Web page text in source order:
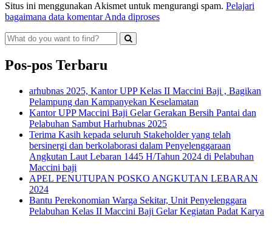
Situs ini menggunakan Akismet untuk mengurangi spam. Pelajari
bagaimana data komentar Anda diproses
Pos-pos Terbaru
arhubnas 2025, Kantor UPP Kelas II Maccini Baji , Bagikan
Pelampung dan Kampanyekan Keselamatan
Kantor UPP Maccini Baji Gelar Gerakan Bersih Pantai dan
Pelabuhan Sambut Harhubnas 2025
Terima Kasih kepada seluruh Stakeholder yang telah
bersinergi dan berkolaborasi dalam Penyelenggaraan
Angkutan Laut Lebaran 1445 H/Tahun 2024 di Pelabuhan
Maccini baji
APEL PENUTUPAN POSKO ANGKUTAN LEBARAN
2024
Bantu Perekonomian Warga Sekitar, Unit Penyelenggara
Pelabuhan Kelas II Maccini Baji Gelar Kegiatan Padat Karya